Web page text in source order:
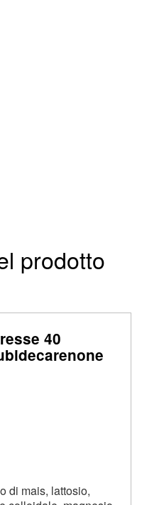
prodotto
40
di mais, lattosio,